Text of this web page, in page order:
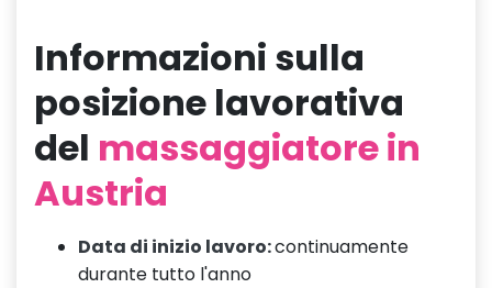
Informazioni sulla
posizione lavorativa
del massaggiatore in
Austria
Data di inizio lavoro:continuamente
durante tutto l'anno